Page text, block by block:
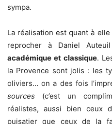
sympa.
La réalisation est quant à
reprocher à Daniel
académique et classique.
la Provence sont jolis : les
oliviers… on a des fois
sources (c’est un
réalistes, aussi bien ceux
puisatier que ceux de la